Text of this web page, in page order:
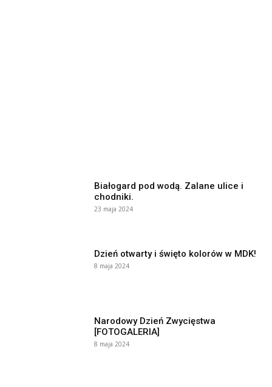
Białogard pod wodą. Zalane ulice i
chodniki.
23 maja 2024
Dzień otwarty i święto kolorów w MDK!
8 maja 2024
Narodowy Dzień Zwycięstwa
[FOTOGALERIA]
8 maja 2024